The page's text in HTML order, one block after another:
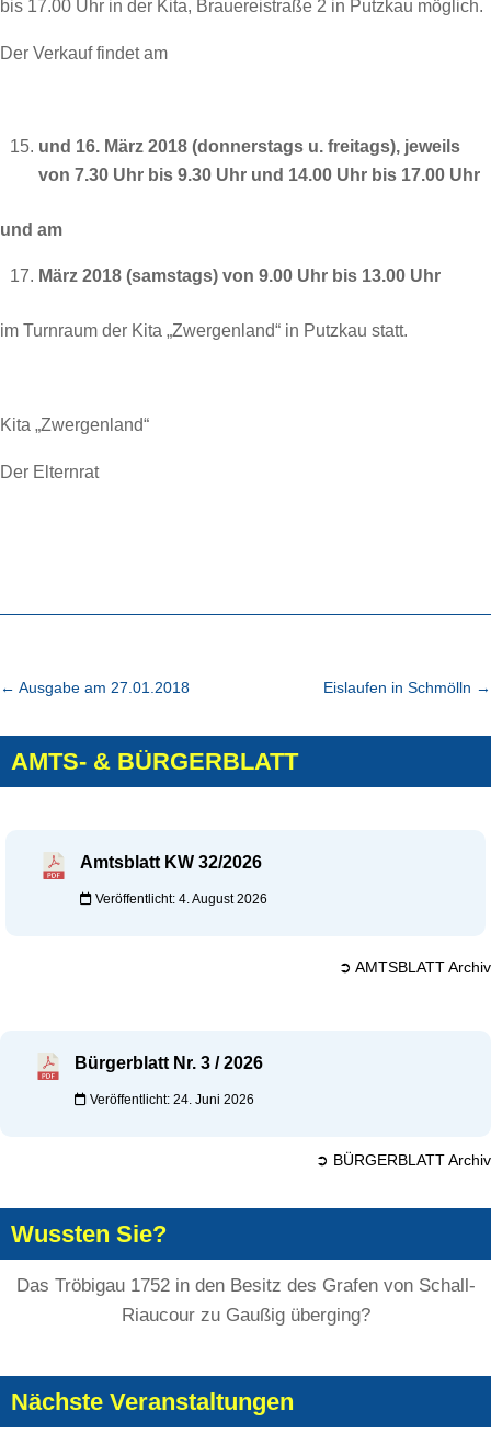
bis 17.00 Uhr in der Kita, Brauereistraße 2 in Putzkau möglich.
Der Verkauf findet am
und 16. März 2018 (donnerstags u. freitags), jeweils
von 7.30 Uhr bis 9.30 Uhr und 14.00 Uhr bis 17.00 Uhr
und am
März 2018 (samstags) von 9.00 Uhr bis 13.00 Uhr
im Turnraum der Kita „Zwergenland“ in Putzkau statt.
Kita „Zwergenland“
Der Elternrat
← Ausgabe am 27.01.2018 Eislaufen in Schmölln →
AMTS- & BÜRGERBLATT
Amtsblatt KW 32/2026
Veröffentlicht: 4. August 2026
➲ AMTSBLATT Archiv
Bürgerblatt Nr. 3 / 2026
Veröffentlicht: 24. Juni 2026
➲ BÜRGERBLATT Archiv
Wussten Sie?
Das Tröbigau 1752 in den Besitz des Grafen von Schall-
Riaucour zu Gaußig überging?
Nächste Veranstaltungen